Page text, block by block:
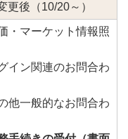
更後（10/20～）
・マーケット情報照
イン関連のお問合わ
他一般的なお問合わ